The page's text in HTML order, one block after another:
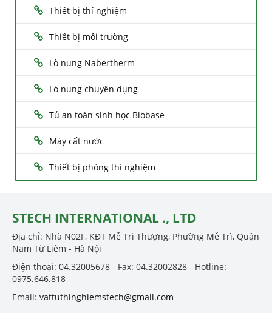
Thiết bị thí nghiệm
Thiết bị môi trường
Lò nung Nabertherm
Lò nung chuyên dụng
Tủ an toàn sinh học Biobase
Máy cất nước
Thiết bị phòng thí nghiệm
STECH INTERNATIONAL ., LTD
Địa chỉ: Nhà N02F, KĐT Mễ Trì Thượng, Phường Mễ Trì, Quận
Nam Từ Liêm - Hà Nội
Điện thoại: 04.32005678 - Fax: 04.32002828 - Hotline:
0975.646.818
Email: vattuthinghiemstech@gmail.com